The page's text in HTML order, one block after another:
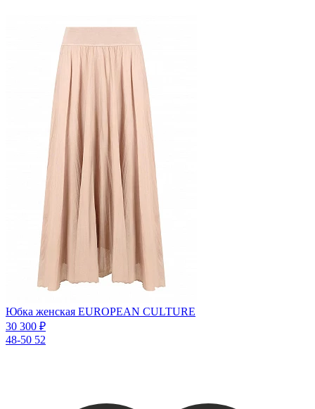
Юбка женская EUROPEAN CULTURE
30 300 ₽
48-50 52